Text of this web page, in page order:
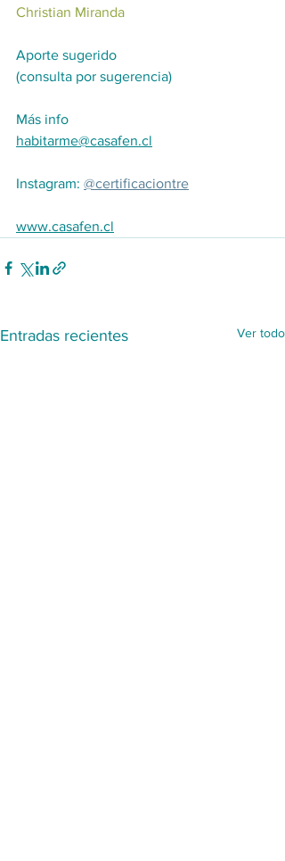
Christian Miranda
Aporte sugerido
(consulta por sugerencia)
Más info
habitarme@casafen.cl
Instagram: @certificaciontre
www.casafen.cl
Entradas recientes Ver todo